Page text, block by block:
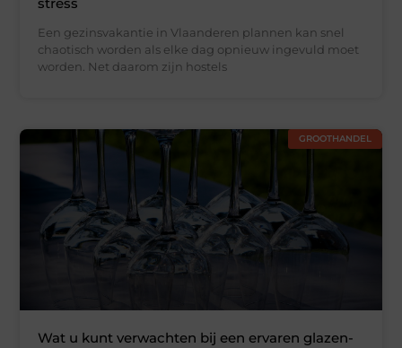
stress
Een gezinsvakantie in Vlaanderen plannen kan snel
chaotisch worden als elke dag opnieuw ingevuld moet
worden. Net daarom zijn hostels
GROOTHANDEL
Wat u kunt verwachten bij een ervaren glazen-